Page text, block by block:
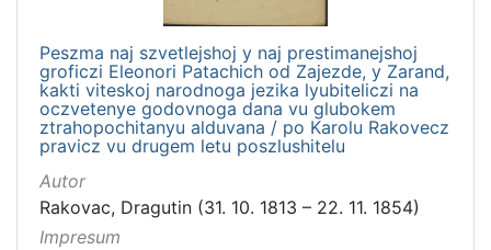
Peszma naj szvetlejshoj y naj prestimanejshoj
groficzi Eleonori Patachich od Zajezde, y Zarand,
kakti viteskoj narodnoga jezika lyubiteliczi na
oczvetenye godovnoga dana vu glubokem
ztrahopochitanyu alduvana / po Karolu Rakovecz
pravicz vu drugem letu poszlushitelu
Autor
Rakovac, Dragutin (31. 10. 1813 – 22. 11. 1854)
Impresum